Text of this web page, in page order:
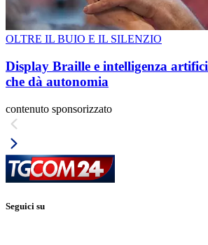
OLTRE IL BUIO E IL SILENZIO
Display Braille e intelligenza
che dà autonomia
contenuto sponsorizzato
Seguici su